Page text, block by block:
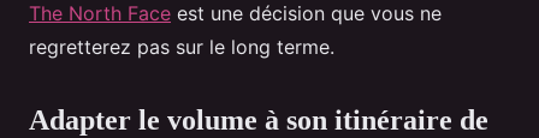
The North Face est une décision que vous ne
regretterez pas sur le long terme.
Adapter le volume à son itinéraire de